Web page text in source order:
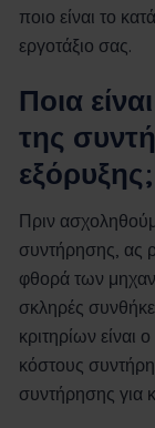
ποιο είναι το
εργοτάξιο σας.
Ποια
της
εξόρυξης;
Πριν
συντήρησης, ας
φθορά των
σκληρές
κριτηρίων
κόστους
συντήρησης για